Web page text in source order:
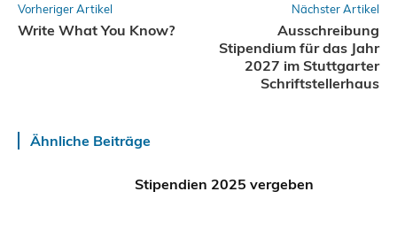
Vorheriger Artikel
Write What You Know?
Nächster Artikel
Ausschreibung
Stipendium für das Jahr
2027 im Stuttgarter
Schriftstellerhaus
Ähnliche Beiträge
Stipendien 2025 vergeben